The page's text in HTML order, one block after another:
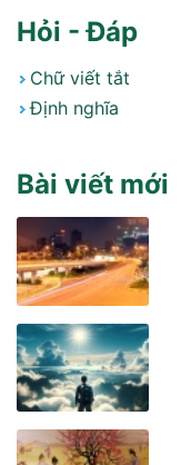
Hỏi - Đáp
Chữ viết tắt
Định nghĩa
Bài viết mới